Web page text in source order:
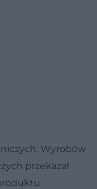
Wyrobów
przekazał